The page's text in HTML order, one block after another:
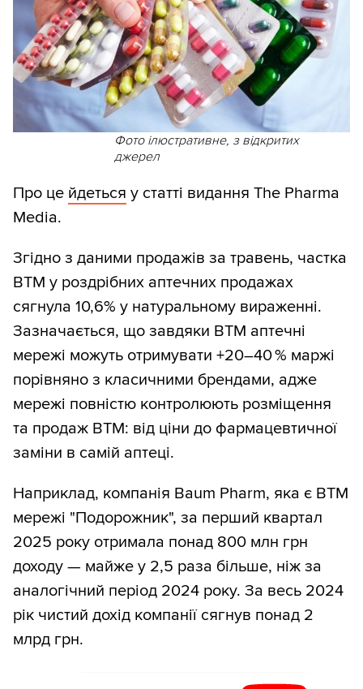
Фото ілюстративне, з відкритих
джерел
Про це йдеться у статті видання The Pharma
Media.
Згідно з даними продажів за травень, частка
ВТМ у роздрібних аптечних продажах
сягнула 10,6% у натуральному вираженні.
Зазначається, що завдяки ВТМ аптечні
мережі можуть отримувати +20–40 % маржі
порівняно з класичними брендами, адже
мережі повністю контролюють розміщення
та продаж ВТМ: від ціни до фармацевтичної
заміни в самій аптеці.
Наприклад, компанія Baum Pharm, яка є ВТМ
мережі "Подорожник", за перший квартал
2025 року отримала понад 800 млн грн
доходу — майже у 2,5 раза більше, ніж за
аналогічний період 2024 року. За весь 2024
рік чистий дохід компанії сягнув понад 2
млрд грн.